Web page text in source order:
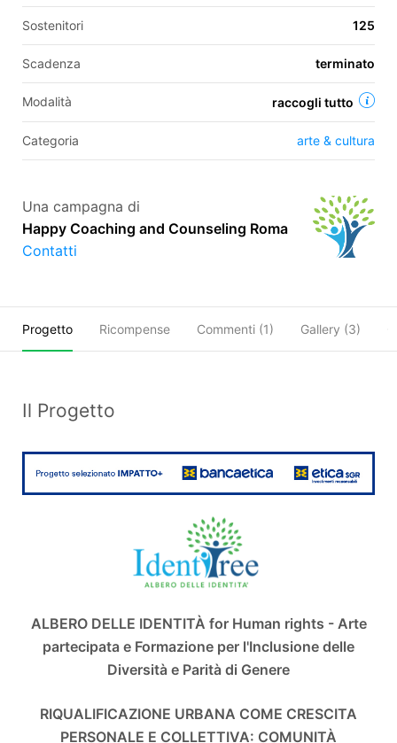
Sostenitori 125
Scadenza terminato
Modalità raccogli tutto
Categoria arte & cultura
Una campagna di
Happy Coaching and Counseling Roma
Contatti
Progetto Ricompense Commenti (1) Gallery (3)
Il Progetto
ALBERO DELLE IDENTITÀ for Human rights - Arte
partecipata e Formazione per l'Inclusione delle
Diversità e Parità di Genere
RIQUALIFICAZIONE URBANA COME CRESCITA
PERSONALE E COLLETTIVA: COMUNITÀ